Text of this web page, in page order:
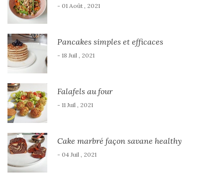
- 01 Août , 2021
Pancakes simples et efficaces
- 18 Juil , 2021
Falafels au four
- 11 Juil , 2021
Cake marbré façon savane healthy
- 04 Juil , 2021